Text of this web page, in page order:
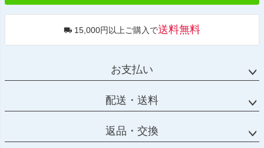
15,000円以上ご購入で送料無料
お支払い
配送・送料
返品・交換